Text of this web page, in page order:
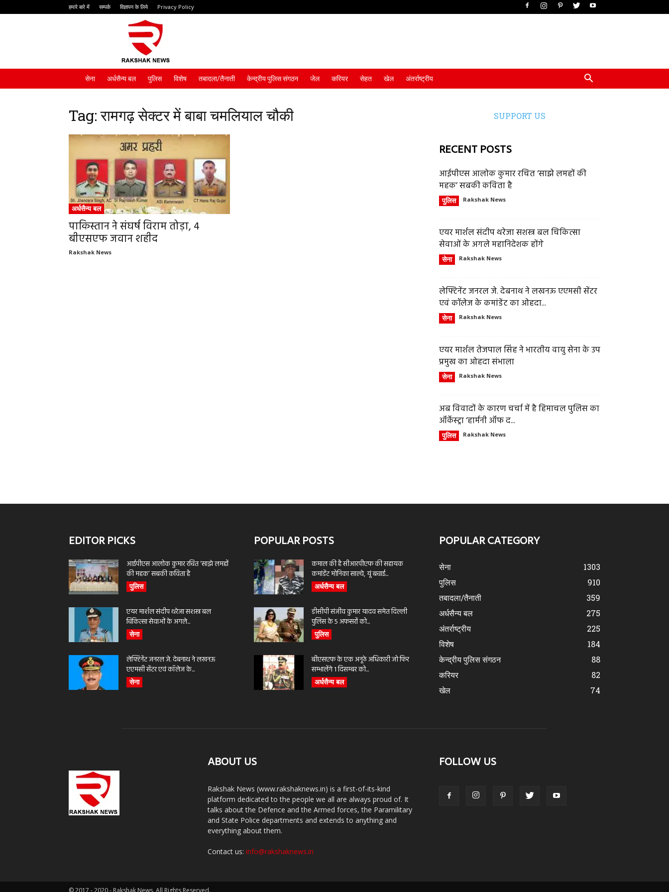
हमारे बारे में सम्पर्क विज्ञापन के लिये Privacy Policy
सेना अर्धसैन्य बल पुलिस विशेष तबादला/तैनाती केन्द्रीय पुलिस संगठन जेल करियर सेहत खेल अंतर्राष्ट्रीय
Tag: रामगढ़ सेक्टर में बाबा चमलियाल चौकी
अर्धसैन्य बल
पाकिस्तान ने संघर्ष विराम तोड़ा, 4
बीएसएफ जवान शहीद
Rakshak News
SUPPORT US
RECENT POSTS
आईपीएस आलोक कुमार रचित ‘साझे लमहों की
महक’ सबकी कविता है
पुलिस Rakshak News
एयर मार्शल संदीप थरेजा सशस्त्र बल चिकित्सा
सेवाओं के अगले महानिदेशक होंगे
सेना Rakshak News
लेफ्टिनेंट जनरल जे. देबनाथ ने लखनऊ एएमसी सेंटर
एवं कॉलेज के कमांडेंट का ओहदा...
सेना Rakshak News
एयर मार्शल तेजपाल सिंह ने भारतीय वायु सेना के उप
प्रमुख का ओहदा संभाला
सेना Rakshak News
अब विवादों के कारण चर्चा में है हिमाचल पुलिस का
ऑर्केस्ट्रा ‘हार्मनी ऑफ द...
पुलिस Rakshak News
EDITOR PICKS
आईपीएस आलोक कुमार रचित ‘साझे लमहों
की महक’ सबकी कविता है
पुलिस
एयर मार्शल संदीप थरेजा सशस्त्र बल
चिकित्सा सेवाओं के अगले...
सेना
लेफ्टिनेंट जनरल जे. देबनाथ ने लखनऊ
एएमसी सेंटर एवं कॉलेज के...
सेना
POPULAR POSTS
कमाल की है सीआरपीएफ की सहायक
कमांडेंट मोनिका साल्वे, यूं बचाई...
अर्धसैन्य बल
डीसीपी संजीव कुमार यादव समेत दिल्ली
पुलिस के 5 अफसरों को...
पुलिस
बीएसएफ के एक अनूठे अधिकारी जो फिर
सम्भालेंगे 1 दिसम्बर को...
अर्धसैन्य बल
POPULAR CATEGORY
सेना
1303
पुलिस
910
तबादला/तैनाती
359
अर्धसैन्य बल
275
अंतर्राष्ट्रीय
225
विशेष
184
केन्द्रीय पुलिस संगठन
88
करियर
82
खेल
74
ABOUT US
Rakshak News (www.rakshaknews.in) is a first-of-its-kind
platform dedicated to the people we all are always proud of. It
talks about the Defence and the Armed forces, the Paramilitary
and State Police departments and extends to anything and
everything about them.
Contact us: info@rakshaknews.in
FOLLOW US
© 2017 - 2020 - Rakshak News. All Rights Reserved.